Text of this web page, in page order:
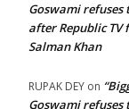
Goswami refuses
after Republic
Salman Khan
RUPAK DEY on
Goswami refuses